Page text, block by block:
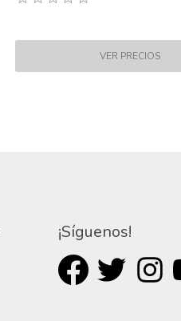
¡Síguenos!